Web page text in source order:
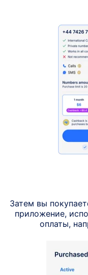
Затем вы
приложение,
оплаты,